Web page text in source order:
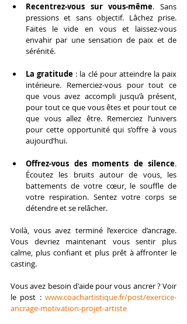
Recentrez-vous sur vous-même. Sans
pressions et sans objectif. Lâchez prise.
Faites le vide en vous et laissez-vous
envahir par une sensation de paix et de
sérénité.
La gratitude : la clé pour atteindre la paix
intérieure. Remerciez-vous pour tout ce
que vous avez accompli jusqu’à présent,
pour tout ce que vous êtes et pour tout ce
que vous allez être. Remerciez l’univers
pour cette opportunité qui s’offre à vous
aujourd’hui.
Offrez-vous des moments de silence.
Écoutez les bruits autour de vous, les
battements de votre cœur, le souffle de
votre respiration. Sentez votre corps se
détendre et se relâcher.
Voilà, vous avez terminé l’exercice d’ancrage.
Vous devriez maintenant vous sentir plus
calme, plus confiant et plus prêt à affronter le
casting.
Vous avez besoin d'aide pour vous ancrer ? Voir
le post : www.coachartistique.fr/post/exercice-
ancrage-motivation-projet-artiste